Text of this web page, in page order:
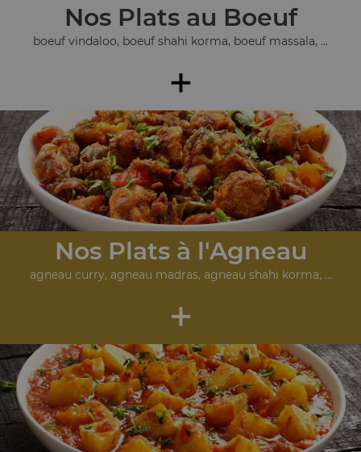
Nos Plats au Boeuf
boeuf vindaloo, boeuf shahi korma, boeuf massala, ...
+
Nos Plats à l'Agneau
agneau curry, agneau madras, agneau shahi korma, ...
+